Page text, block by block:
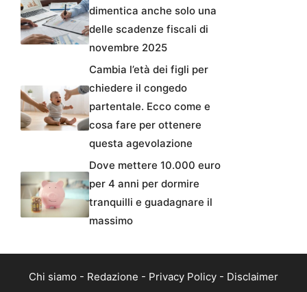
dimentica anche solo una
delle scadenze fiscali di
novembre 2025
Cambia l’età dei figli per
chiedere il congedo
partentale. Ecco come e
cosa fare per ottenere
questa agevolazione
Dove mettere 10.000 euro
per 4 anni per dormire
tranquilli e guadagnare il
massimo
Chi siamo - Redazione - Privacy Policy - Disclaimer